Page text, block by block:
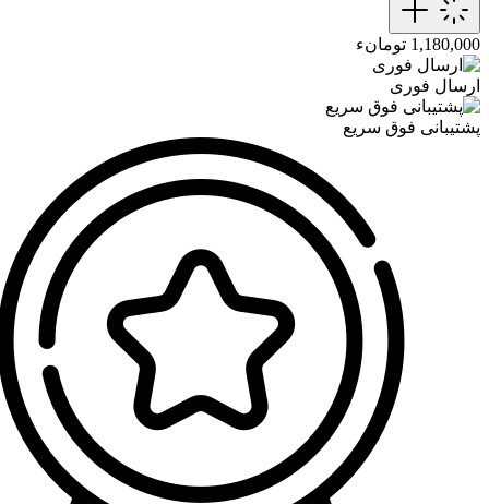
1,180,000 تومانء
ارسال فوری
پشتیبانی فوق سریع